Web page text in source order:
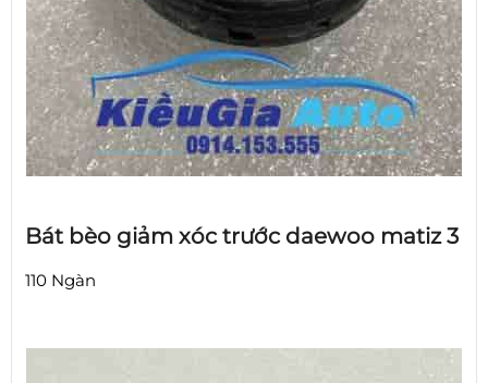
Bát bèo giảm xóc trước daewoo matiz 3
110 Ngàn